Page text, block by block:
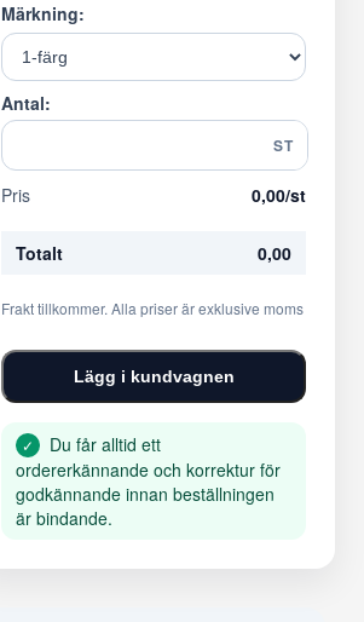
Märkning:
Antal:
ST
Pris 0,00/st
Totalt 0,00
Frakt tillkommer. Alla priser är exklusive moms
Lägg i kundvagnen
✓
Du får alltid ett
ordererkännande och korrektur för
godkännande innan beställningen
är bindande.